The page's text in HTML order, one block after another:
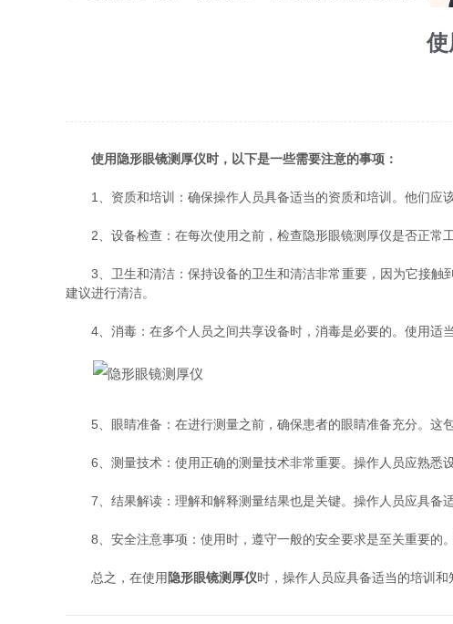
使
使用隐形眼镜测厚仪时，以下是一些需要注意的事项：
1、资质和培训：确保操作人员具备适当的资质和培训。他们应该
2、设备检查：在每次使用之前，检查隐形眼镜测厚仪是否正常工
3、卫生和清洁：保持设备的卫生和清洁非常重要，因为它接触
建议进行清洁。
4、消毒：在多个人员之间共享设备时，消毒是必要的。使用适
5、眼睛准备：在进行测量之前，确保患者的眼睛准备充分。这包
6、测量技术：使用正确的测量技术非常重要。操作人员应熟悉设
7、结果解读：理解和解释测量结果也是关键。操作人员应具备
8、安全注意事项：使用时，遵守一般的安全要求是至关重要的
总之，在使用 隐形眼镜测厚仪时，操作人员应具备适当的培训